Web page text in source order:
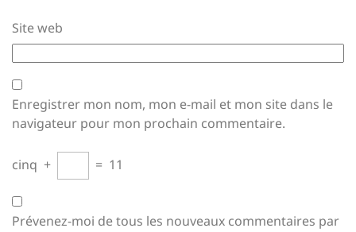
Site web
Enregistrer mon nom, mon e-mail et mon site dans le
navigateur pour mon prochain commentaire.
cinq + = 11
Prévenez-moi de tous les nouveaux commentaires par